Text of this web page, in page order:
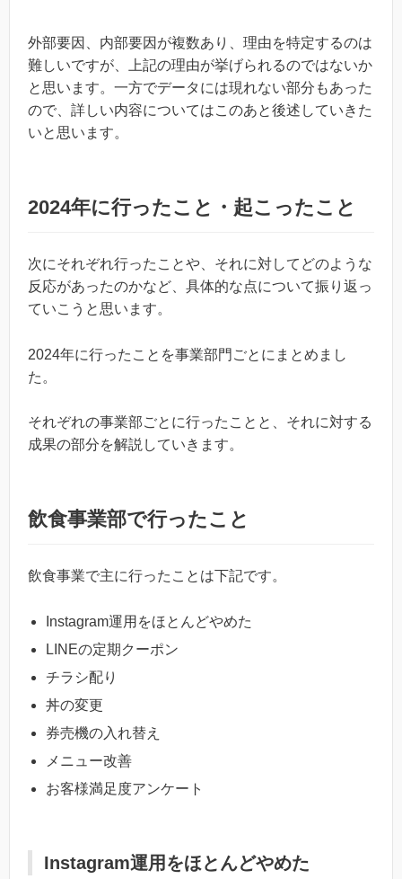
外部要因、内部要因が複数あり、理由を特定するのは
難しいですが、上記の理由が挙げられるのではないか
と思います。一方でデータには現れない部分もあった
ので、詳しい内容についてはこのあと後述していきた
いと思います。
2024年に行ったこと・起こったこと
次にそれぞれ行ったことや、それに対してどのような
反応があったのかなど、具体的な点について振り返っ
ていこうと思います。
2024年に行ったことを事業部門ごとにまとめまし
た。
それぞれの事業部ごとに行ったことと、それに対する
成果の部分を解説していきます。
飲食事業部で行ったこと
飲食事業で主に行ったことは下記です。
Instagram運用をほとんどやめた
LINEの定期クーポン
チラシ配り
丼の変更
券売機の入れ替え
メニュー改善
お客様満足度アンケート
Instagram運用をほとんどやめた